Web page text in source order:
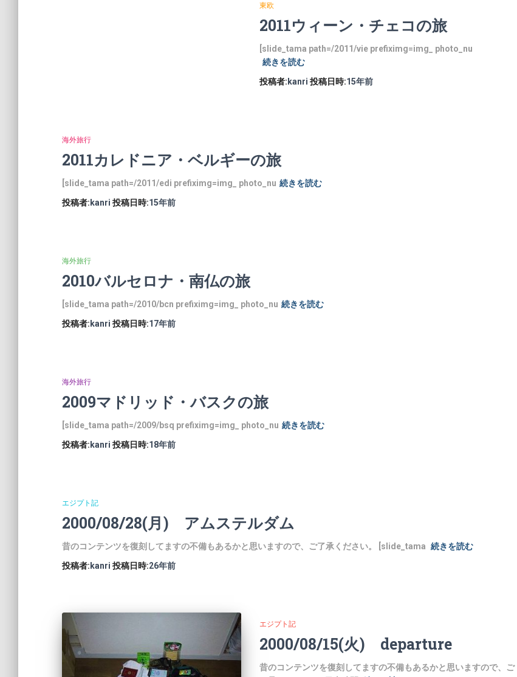
東欧
2011ウィーン・チェコの旅
[slide_tama path=/2011/vie prefiximg=img_ photo_nu
続きを読む
投稿者: kanri 投稿日時:15年前
海外旅行
2011カレドニア・ベルギーの旅
[slide_tama path=/2011/edi prefiximg=img_ photo_nu 続きを読む
投稿者: kanri 投稿日時:15年前
海外旅行
2010バルセロナ・南仏の旅
[slide_tama path=/2010/bcn prefiximg=img_ photo_nu 続きを読む
投稿者: kanri 投稿日時:17年前
海外旅行
2009マドリッド・バスクの旅
[slide_tama path=/2009/bsq prefiximg=img_ photo_nu 続きを読む
投稿者: kanri 投稿日時:18年前
エジプト記
2000/08/28(月) アムステルダム
昔のコンテンツを復刻してますの不備もあるかと思いますので、ご了承ください。 [slide_tama 続きを読む
投稿者: kanri 投稿日時:26年前
エジプト記
2000/08/15(火) departure
昔のコンテンツを復刻してますの不備もあるかと思いますので、ご